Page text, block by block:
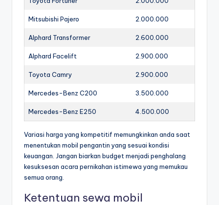
Mitsubishi Pajero 2.000.000
Alphard Transformer 2.600.000
Alphard Facelift 2.900.000
Toyota Camry 2.900.000
Mercedes-Benz C200 3.500.000
Mercedes-Benz E250 4.500.000
Variasi harga yang kompetitif memungkinkan anda saat
menentukan mobil pengantin yang sesuai kondisi
keuangan. Jangan biarkan budget menjadi penghalang
kesuksesan acara pernikahan istimewa yang memukau
semua orang.
Ketentuan sewa mobil